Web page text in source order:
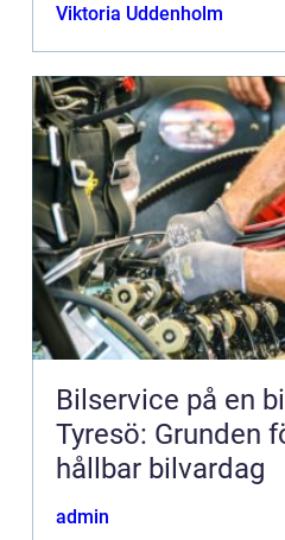
Viktoria Uddenholm
Bilservice på en
Tyresö: Grunden
hållbar bilvardag
admin